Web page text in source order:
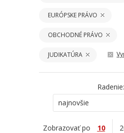
EURÓPSKE PRÁVO
OBCHODNÉ PRÁVO
JUDIKATÚRA
Radenie:
najnovšie
Zobrazovať po 10